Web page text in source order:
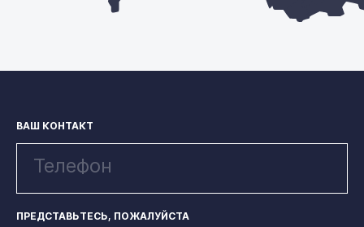
ВАШ КОНТАКТ
ПРЕДСТАВЬТЕСЬ, ПОЖАЛУЙСТА